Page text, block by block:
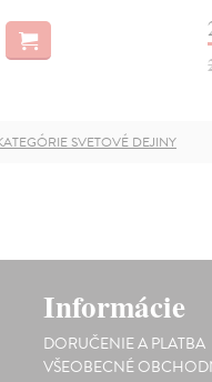
SVETOVÉ DEJINY
Informácie
DORUČENIE A PLATBA
VŠEOBECNÉ